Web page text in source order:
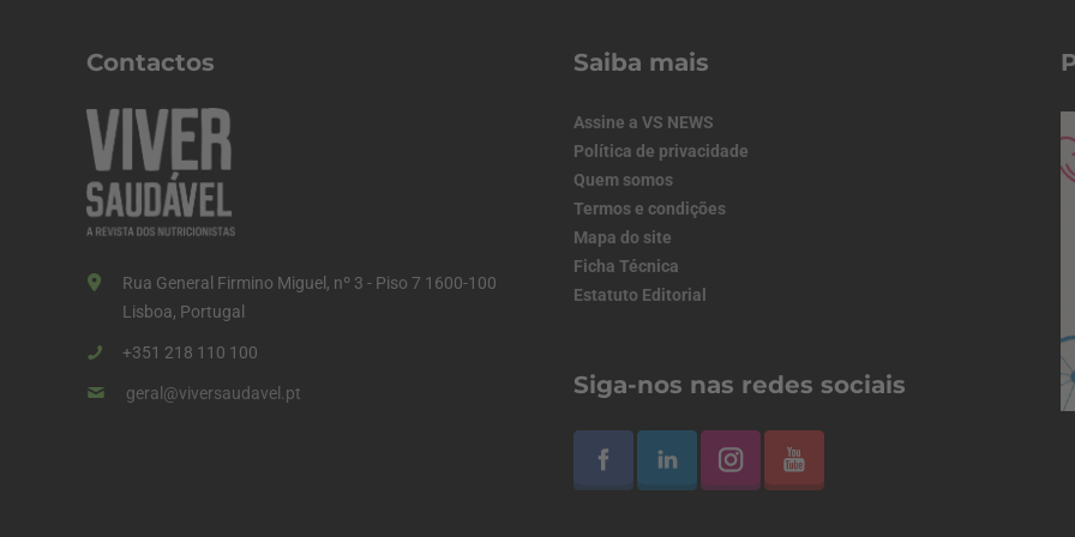
a
ã
o
d
o
s
o
n
Contactos
Rua General Firmino Miguel, nº 3 - Piso 7 1600-100
Lisboa, Portugal
+351 218 110 100
geral@viversaudavel.pt
Saiba mais
Assine a VS NEWS
Política de privacidade
Quem somos
Termos e condições
Mapa do site
Ficha Técnica
Estatuto Editorial
Siga-nos nas redes sociais